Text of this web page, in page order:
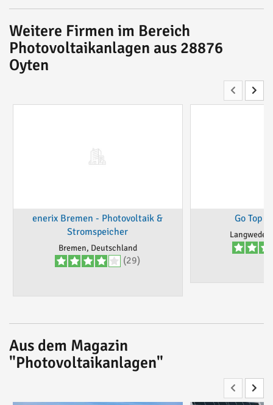
Weitere Firmen im Bereich
Photovoltaikanlagen aus 28876
Oyten
enerix Bremen - Photovoltaik &
Stromspeicher
Bremen, Deutschland
(29)
Go Top
Aus dem Magazin
"Photovoltaikanlagen"